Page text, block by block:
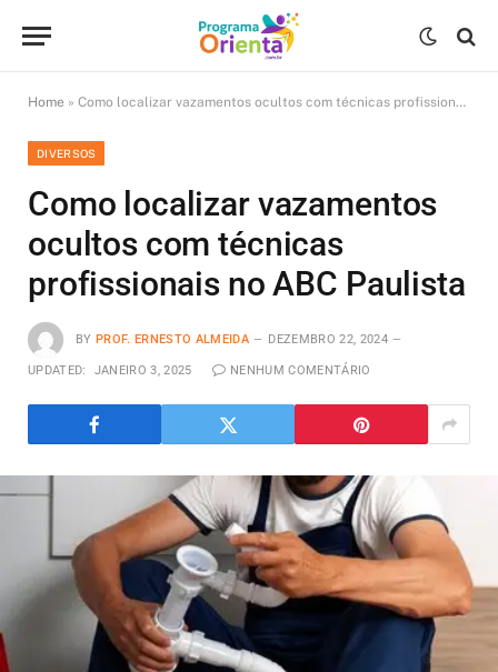
Home » Como localizar vazamentos ocultos com técnicas profissionais no ABC Paulista
DIVERSOS
Como localizar vazamentos
ocultos com técnicas
profissionais no ABC Paulista
BY PROF. ERNESTO ALMEIDA DEZEMBRO 22, 2024
UPDATED: JANEIRO 3, 2025 NENHUM COMENTÁRIO